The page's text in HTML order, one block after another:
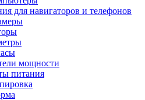
для навигаторов и телефонов
мощности
питания